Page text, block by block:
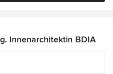
Innenarchitektin BDIA